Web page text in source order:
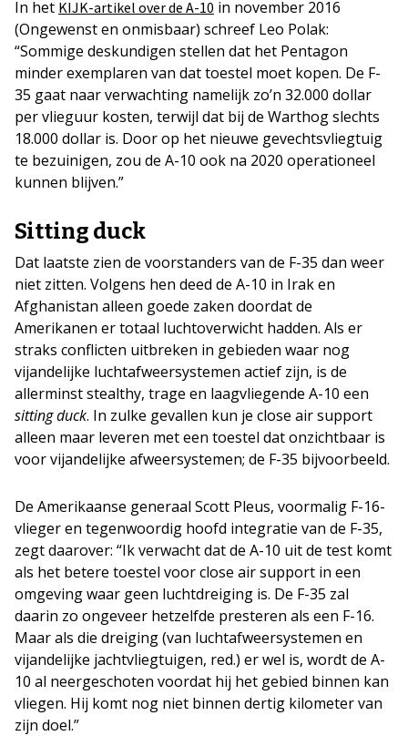
In het KIJK-artikel over de A-10 in november 2016
(Ongewenst en onmisbaar) schreef Leo Polak:
“Sommige deskundigen stellen dat het Pentagon
minder exemplaren van dat toestel moet kopen. De F-
35 gaat naar verwachting namelijk zo’n 32.000 dollar
per vlieguur kosten, terwijl dat bij de Warthog slechts
18.000 dollar is. Door op het nieuwe gevechtsvliegtuig
te bezuinigen, zou de A-10 ook na 2020 operationeel
kunnen blijven.”
Sitting duck
Dat laatste zien de voorstanders van de F-35 dan weer
niet zitten. Volgens hen deed de A-10 in Irak en
Afghanistan alleen goede zaken doordat de
Amerikanen er totaal luchtoverwicht hadden. Als er
straks conflicten uitbreken in gebieden waar nog
vijandelijke luchtafweersystemen actief zijn, is de
allerminst stealthy, trage en laagvliegende A-10 een
sitting duck. In zulke gevallen kun je close air support
alleen maar leveren met een toestel dat onzichtbaar is
voor vijandelijke afweersystemen; de F-35 bijvoorbeeld.
De Amerikaanse generaal Scott Pleus, voormalig F-16-
vlieger en tegenwoordig hoofd integratie van de F-35,
zegt daarover: “Ik verwacht dat de A-10 uit de test komt
als het betere toestel voor close air support in een
omgeving waar geen luchtdreiging is. De F-35 zal
daarin zo ongeveer hetzelfde presteren als een F-16.
Maar als die dreiging (van luchtafweersystemen en
vijandelijke jachtvliegtuigen, red.) er wel is, wordt de A-
10 al neergeschoten voordat hij het gebied binnen kan
vliegen. Hij komt nog niet binnen dertig kilometer van
zijn doel.”